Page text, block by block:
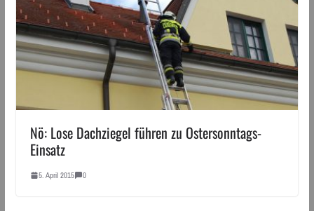
Nö: Lose Dachziegel führen zu Ostersonntags-
Einsatz
5. April 2015 0